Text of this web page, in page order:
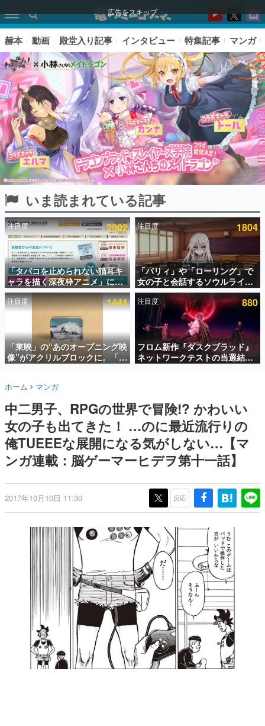
広告をスキップ
ピックアップ
電ファミのいま読まれている記事ランキング
アプリセール情報
インタビュー
連載・特集一覧
殿堂入り記事
SNS拡散数が数千以上！ ページビュー数万以上！ などな
ど。多くの人々に読まれた、電ファミ渾身の“殿堂入り”記
事をまとめました。
きます。
赫本
この物語を解いてはいけない。『赫本』は、〈試験問題〉
の形をした短編ホラー小説集です。
これからのデジタルゲーム市場を担う若きクリエイター達
の姿を追い、彼らのルーツと情熱を探っていきます。
ゲームに多大な影響を受けた作家さんに取材し、ゲームが
日本のコンテンツ産業やカルチャーに与えた影響を探る企
画です。
日本モバイルゲーム産業史
日本のモバイルゲーム史における主要なトピック・タイト
ルを網羅するほか、開発者へのインタビューや識者による
解説を掲載。約20年の歴史が一望できる決定版！
若ゲのいたり〜ゲームクリエイターの青春〜
『うつヌケ』『ペンと箸』等で知られるマンガ家・田中圭
一先生によるゲーム業界レポートマンガです。
なんでゲームは面白い？
赫本 動画 殿堂入り記事 インタビュー 特集記事 マンガ
いま読まれている記事
注目度 2002
「タバコを止められない猫耳キ
ャラを描く深夜枠アニメ」に視
聴者の一部から批判意見。違法
薬物の使用と思しき描写も含め
て、BPOが議論を交わす
注目度 1804
「パリィ」や「ローリング」で
女の子と会話するソウルライク
恋愛ゲーム『小早川さんはソウ
ルライク』無料公開。返事に失
敗すると「YOU DIED」
注目度 1441
「東映」の“あのオープニング映
像”がアクリルブロックに。「東
映ヒストリカル グッズコレクシ
注目度 880
フロム新作『ダスクブラッド』
ネットワークテストの当選結果
が8月7日22時に発表。応募サイ
ホーム マンガ
中二男子、RPGの世界で冒険!? かわいい
女の子も出てきた！ …のに最近流行りの
俺TUEEEな展開になる気がしない…【マ
ンガ連載：脳ゲーマーヒデヲ第十一話】
2017年10月10日 11:30 反応